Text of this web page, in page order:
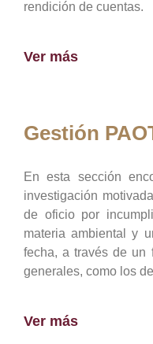
rendición de cuentas.
Ver más
Gestión
En esta sección
investigación
de oficio por
materia ambiental y
fecha, a través de un
generales, como los
Ver más